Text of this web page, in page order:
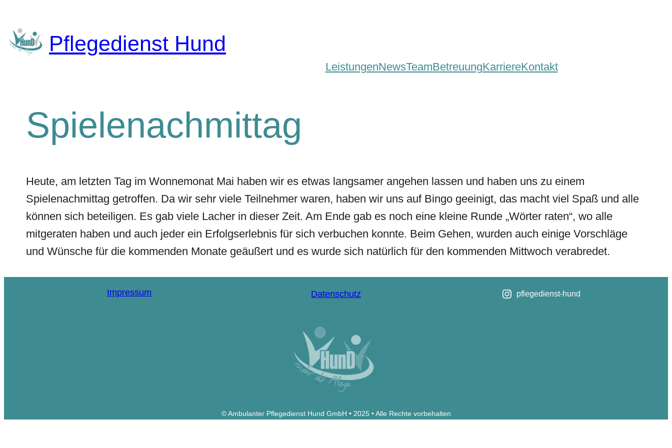
springen
Pflegedienst Hund
LeistungenNewsTeamBetreuungKarriereKontakt
Spielenachmittag
Heute, am letzten Tag im Wonnemonat Mai haben wir es etwas langsamer angehen lassen und haben uns zu einem
Spielenachmittag getroffen. Da wir sehr viele Teilnehmer waren, haben wir uns auf Bingo geeinigt, das macht viel Spaß und alle
können sich beteiligen. Es gab viele Lacher in dieser Zeit. Am Ende gab es noch eine kleine Runde „Wörter raten“, wo alle
mitgeraten haben und auch jeder ein Erfolgserlebnis für sich verbuchen konnte. Beim Gehen, wurden auch einige Vorschläge
und Wünsche für die kommenden Monate geäußert und es wurde sich natürlich für den kommenden Mittwoch verabredet.
Impressum Datenschutz pflegedienst-hund
© Ambulanter Pflegedienst Hund GmbH • 2025 • Alle Rechte vorbehalten